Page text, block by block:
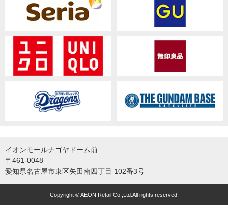
イオンモールナゴヤドーム前
〒461-0048
愛知県名古屋市東区矢田南四丁目 102番3号
Copyright © AEON Retail Co.,Ltd.All rights reserved.